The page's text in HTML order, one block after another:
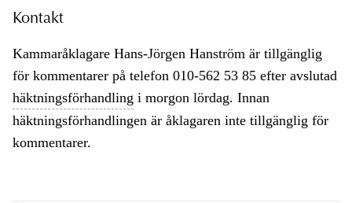
Kontakt
Kammaråklagare Hans-Jörgen Hanström är tillgänglig
för kommentarer på telefon 010-562 53 85 efter avslutad
häktningsförhandling i morgon lördag. Innan
häktningsförhandlingen är åklagaren inte tillgänglig för
kommentarer.